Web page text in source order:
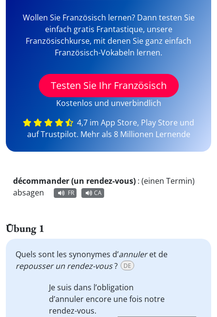
Wollen Sie Französisch lernen? Dann testen Sie
einfach gratis Frantastique, unsere
Französischkurse, mit denen Sie ganz einfach
Französisch-Vokabeln lernen.
Testen Sie Ihr Französisch
Kostenlos und unverbindlich
4,7 im App Store, Play Store und
auf Trustpilot. Mehr als 8 Millionen Lernende
décommander (un rendez-vous) : (einen Termin)
absagen
FR CA
Übung 1
Quels sont les synonymes d’annuleret de
repousserun rendez-vous? DE
Je suis dans l’obligation
d’annuler encore une fois notre
rendez-vous.